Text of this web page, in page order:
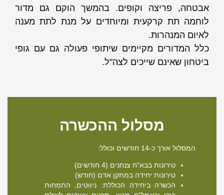
אבטחה, פריצה וקופים. בהמשך הוקם גם מדור
לוחמה תת קרקעית ומיוחדים על מנת לתת מענה
לאיום המנהרות.
כלל המדורים מקיימים שיתופי פעולה גם עם גופי
ביטחון שאינם שייכים לצה"ל.
מסלול ההכשרה
המסלול אורך כ-14 חודשים וכולל:
טירונות בבא"ח צנחנים (4 חודשים)
טירונות יחידה במתקן אדם (חודש)
הכשרה ביחידה הכוללת: ניווטים, התמחות